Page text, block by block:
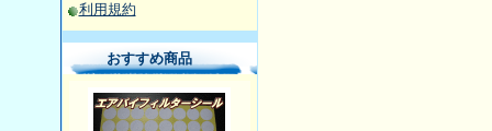
利用規約
おすすめ商品